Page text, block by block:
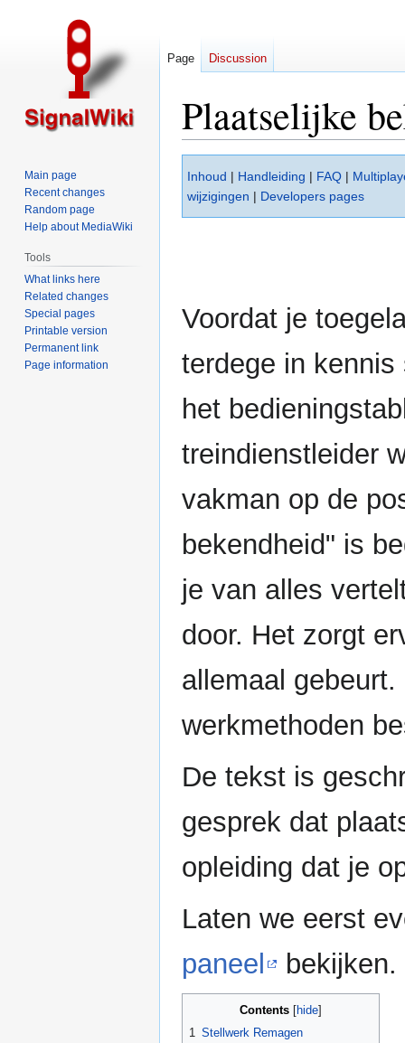
Plaatselijke
to
navigation
to
search
Inhoud | Handleiding | FAQ |
wijzigingen | Developers pages
Voordat je
terdege in
het
treindienstleider
vakman op de
bekendheid" is
je van alles
door. Het zorgt
allemaal gebeurt.
werkmethoden
De tekst is
gesprek dat
opleiding dat je
Laten we eerst
paneel
bekijken.
Contents
1 Stellwerk Remagen
Page Discussion
Main page
Recent changes
Random page
Help about MediaWiki
Tools
What links here
Related changes
Special pages
Printable version
Permanent link
Page information